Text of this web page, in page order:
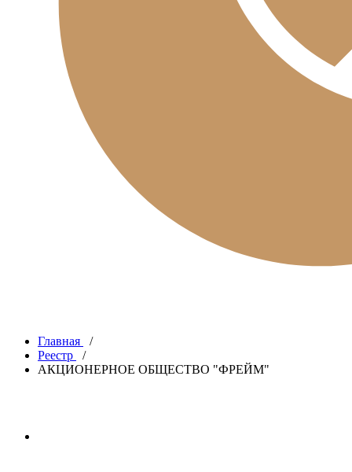
Главная
/
Реестр
/
АКЦИОНЕРНОЕ ОБЩЕСТВО "ФРЕЙМ"